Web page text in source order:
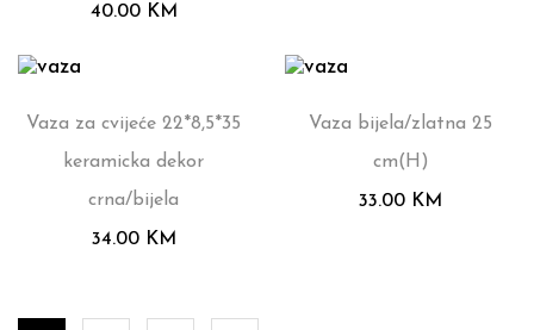
40.00 KM
Vaza za cvijeće 22*8,5*35
keramicka dekor
crna/bijela
34.00 KM
Vaza bijela/zlatna 25
cm(H)
33.00 KM